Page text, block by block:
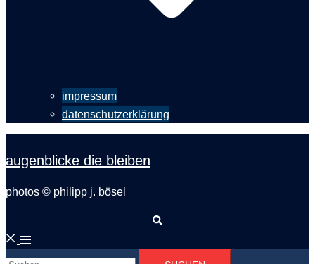
impressum
datenschutzerklärung
augenblicke die bleiben
photos © philipp j. bösel
Menü
umschalten
Suchen